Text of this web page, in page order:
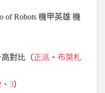
of Robots 機甲英雄 機
對比（正派 、 布萊札
、 3）